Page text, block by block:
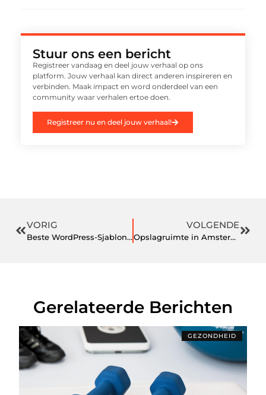
Stuur ons een bericht
Registreer vandaag en deel jouw verhaal op ons
platform. Jouw verhaal kan direct anderen inspireren en
verbinden. Maak impact en word onderdeel van een
community waar verhalen ertoe doen.
Registreer nu en deel jouw verhaal!
VORIG
Beste WordPress-Sjablonen Voor Mijn Blog
VOLGENDE
Opslagruimte in Amsterdam
Gerelateerde Berichten
GEZONDHEID